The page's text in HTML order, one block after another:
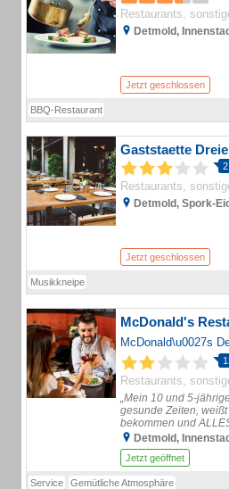
Restaurants,
Detmold,
Jetzt geschlossen
BBQ-Restaurant
2
Restaurants,
Detmold, Spork-
Jetzt geschlossen
Musikkneipe
McDonald's
Restaurants,
„Mein 10 und 5-
gesunde Zeiten,
bekommen und
Detmold,
Jetzt geöffnet
Service Gemütliche Atmosphäre